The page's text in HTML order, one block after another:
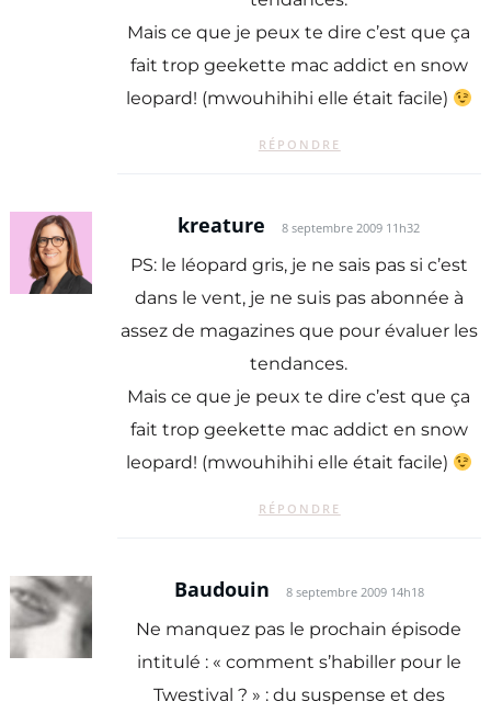
Mais ce que je peux te dire c’est que ça
fait trop geekette mac addict en snow
leopard! (mwouhihihi elle était facile)
RÉPONDRE
kreature 8 septembre 2009 11h32
PS: le léopard gris, je ne sais pas si c’est
dans le vent, je ne suis pas abonnée à
assez de magazines que pour évaluer les
tendances.
Mais ce que je peux te dire c’est que ça
fait trop geekette mac addict en snow
leopard! (mwouhihihi elle était facile)
RÉPONDRE
Baudouin 8 septembre 2009 14h18
Ne manquez pas le prochain épisode
intitulé : « comment s’habiller pour le
Twestival ? » : du suspense et des